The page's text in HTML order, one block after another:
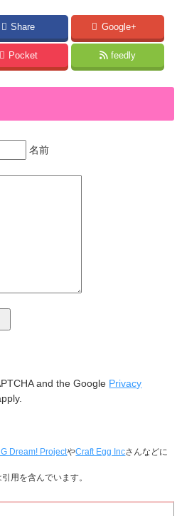
Share Google+
Pocket feedly
名前
and the Google Privacy
Dream! ProjectやCraft Egg Incさんなどに
用を含んでいます。